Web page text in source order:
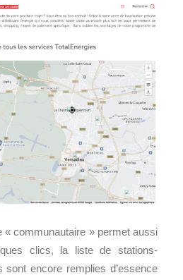
« communautaire » permet aussi
clics, la liste de stations-
encore remplies d’essence